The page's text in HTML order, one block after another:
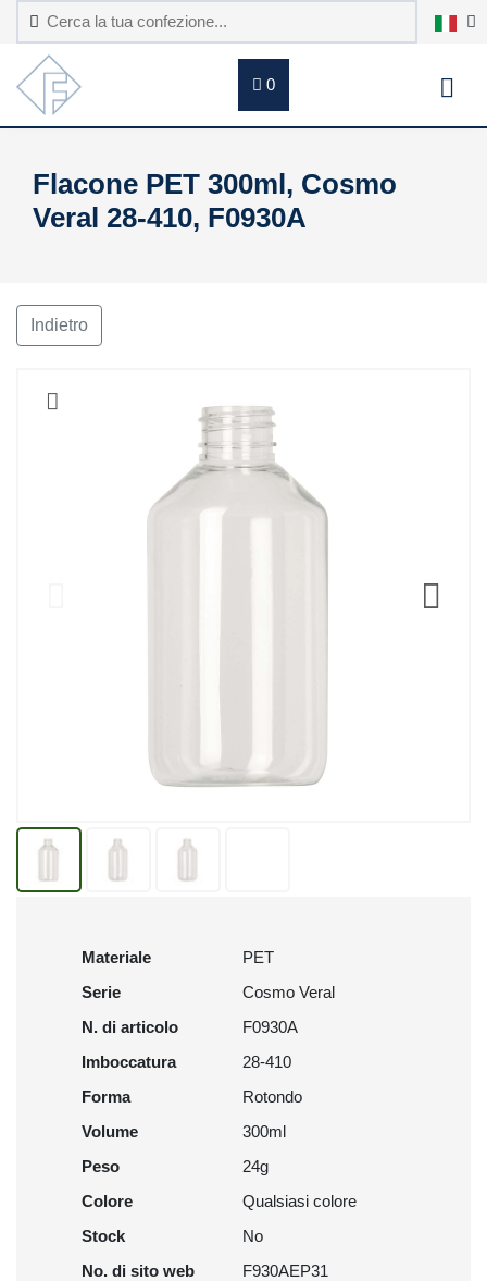
0
Flacone PET 300ml, Cosmo
Veral 28-410, F0930A
Indietro
Materiale
PET
Serie
Cosmo Veral
N. di articolo
F0930A
Imboccatura
28-410
Forma
Rotondo
Volume
300ml
Peso
24g
Colore
Qualsiasi colore
Stock
No
No. di sito web
F930AEP31